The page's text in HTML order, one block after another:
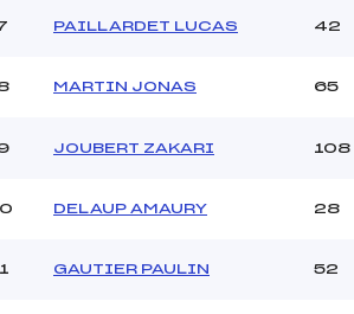
PAILLARDET LUCAS 42
MARTIN JONAS 65
JOUBERT ZAKARI 108
DELAUP AMAURY 28
GAUTIER PAULIN 52